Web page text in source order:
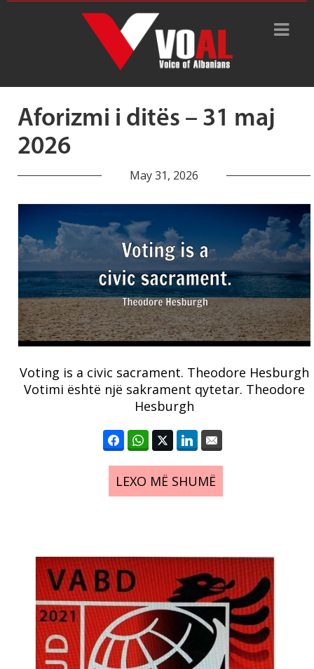
Tag Archive: sakrament
Aforizmi i ditës – 31 maj
2026
May 31, 2026
Voting is a civic sacrament. Theodore Hesburgh
Votimi është një sakrament qytetar. Theodore
Hesburgh
LEXO MË SHUMË